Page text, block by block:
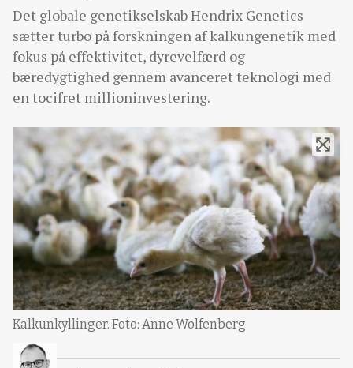
Det globale genetikselskab Hendrix Genetics
sætter turbo på forskningen af kalkungenetik med
fokus på effektivitet, dyrevelfærd og
bæredygtighed gennem avanceret teknologi med
en tocifret millioninvestering.
Kalkunkyllinger. Foto: Anne Wolfenberg